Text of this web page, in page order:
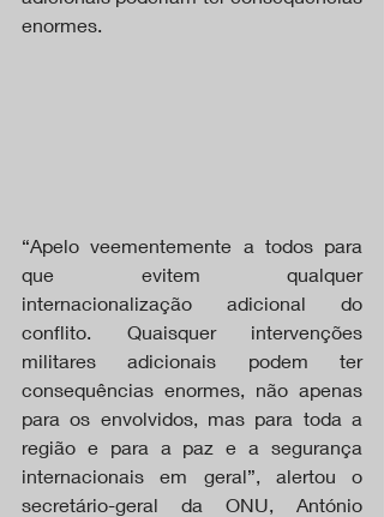
enormes.
“Apelo veementemente a todos para
que evitem qualquer
internacionalização adicional do
conflito. Quaisquer intervenções
militares adicionais podem ter
consequências enormes, não apenas
para os envolvidos, mas para toda a
região e para a paz e a segurança
internacionais em geral”, alertou o
secretário-geral da ONU, António